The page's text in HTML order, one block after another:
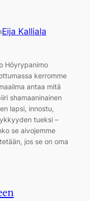
Eija Kalliala
Höyrypanimo
kerromme
antaa mitä
shamaaninainen
lapsi, innostu,
tueksi –
se aivojemme
jos se on oma